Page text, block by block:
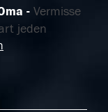
Vermisse
jeden